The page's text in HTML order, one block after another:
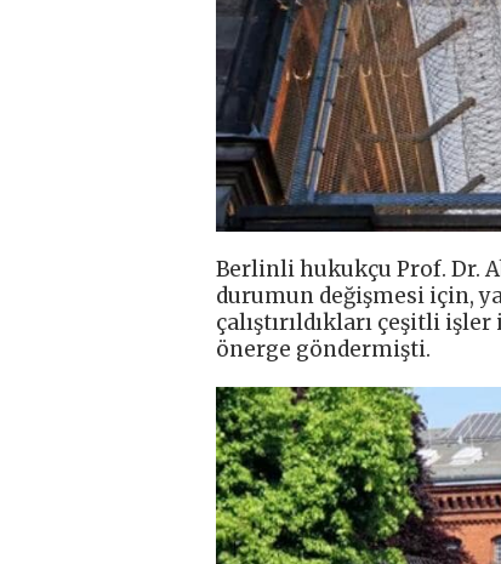
Berlinli hukukçu Prof. Dr.
durumun değişmesi için,
çalıştırıldıkları çeşitli
önerge göndermişti.